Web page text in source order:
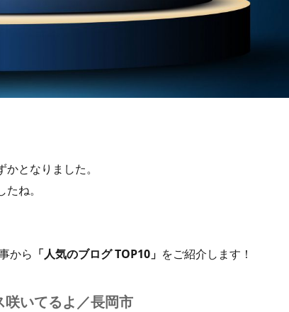
となりました。
ね。
から 「人気のブログ TOP10」 をご紹介します！
いてるよ／長岡市